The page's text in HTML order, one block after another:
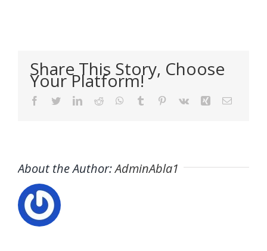
Share This Story, Choose
Your Platform!
Facebook
TwitterLinkedIn
Reddit WhatsApp
Tumblr Pinterest
Vk Xing Email
About the Author:AdminAbla1